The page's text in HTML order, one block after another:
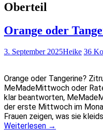
Oberteil
Orange oder
3. September 2025Heike 36
Orange oder Tangerine?
MeMadeMittwoch oder
klar beantworten,
der erste Mittwoch im
Frauen zeigen, was sie
Weiterlesen →